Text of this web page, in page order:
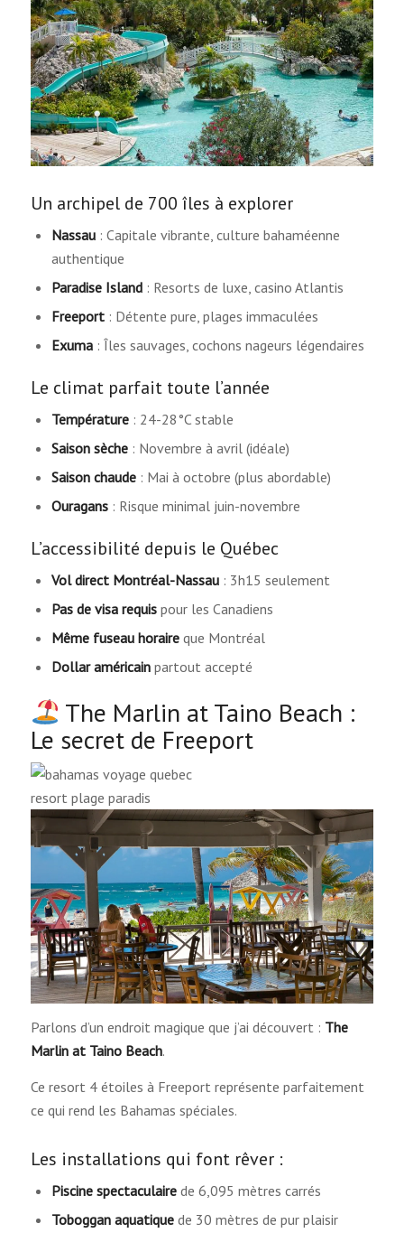
Un archipel de 700 îles à explorer
Nassau: Capitale vibrante, culture bahaméenne
authentique
Paradise Island: Resorts de luxe, casino Atlantis
Freeport: Détente pure, plages immaculées
Exuma: Îles sauvages, cochons nageurs légendaires
Le climat parfait toute l’année
Température: 24-28°C stable
Saison sèche: Novembre à avril (idéale)
Saison chaude: Mai à octobre (plus abordable)
Ouragans: Risque minimal juin-novembre
L’accessibilité depuis le Québec
Vol direct Montréal-Nassau: 3h15 seulement
Pas de visa requispour les Canadiens
Même fuseau horaireque Montréal
Dollar américainpartout accepté
The Marlin at Taino Beach :
Le secret de Freeport
Parlons d’un endroit magique que j’ai découvert : The
Marlin at Taino Beach.
Ce resort 4 étoiles à Freeport représente parfaitement
ce qui rend les Bahamas spéciales.
Les installations qui font rêver :
Piscine spectaculairede 6,095 mètres carrés
Toboggan aquatiquede 30 mètres de pur plaisir